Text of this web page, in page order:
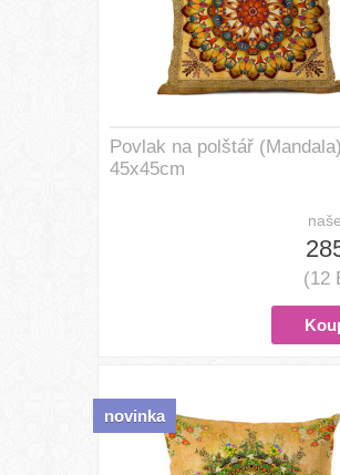
Povlak na polštář (Mandala)
45x45cm
(12
novinka